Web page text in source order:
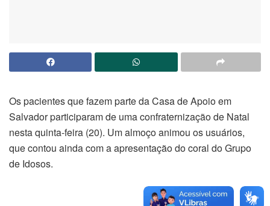
Os pacientes que fazem parte da Casa de Apoio em
Salvador participaram de uma confraternização de Natal
nesta quinta-feira (20). Um almoço animou os usuários,
que contou ainda com a apresentação do coral do Grupo
de Idosos.